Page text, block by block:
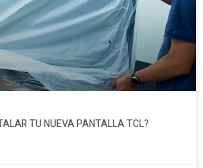
TU NUEVA PANTALLA TCL?​